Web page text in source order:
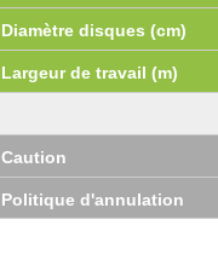
Diamètre disques (cm)
Largeur de travail (m)
Caution
Politique d'annulation